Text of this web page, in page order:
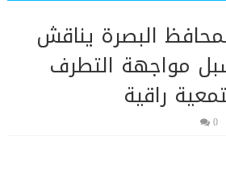
لمحافظ البصرة يناقش
مواجهة التطرف
راقية
0